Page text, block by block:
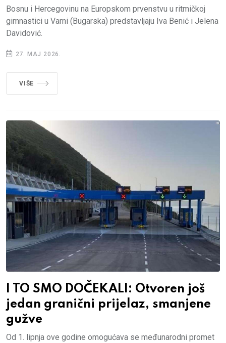
Bosnu i Hercegovinu na Europskom prvenstvu u ritmičkoj
gimnastici u Varni (Bugarska) predstavljaju Iva Benić i Jelena
Davidović.
27. MAJ 2026.
VIŠE
I TO SMO DOČEKALI: Otvoren još
jedan granični prijelaz, smanjene
gužve
Od 1. lipnja ove godine omogućava se međunarodni promet